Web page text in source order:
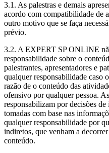
3.1. As palestras e demais
acordo com compatibilidade de
outro motivo que se faça
prévio.
3.2. A EXPERT SP ONLINE
responsabilidade sobre o
palestrantes, apresentadores e
qualquer responsabilidade caso
razão de o conteúdo das
ofensivo por qualquer pessoa.
responsabilizam por decisões
tomadas com base nas
qualquer responsabilidade por
indiretos, que venham a
conteúdo.